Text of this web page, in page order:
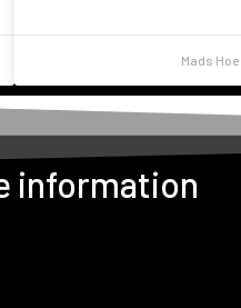
Mads Hoe
information